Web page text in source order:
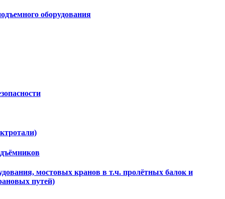
оборудования
мостовых кранов в т.ч. пролётных балок и
путей)